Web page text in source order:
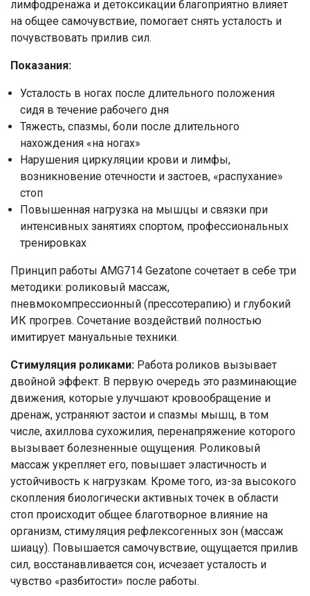
лимфодренажа и детоксикации благоприятно влияет
на общее самочувствие, помогает снять усталость и
почувствовать прилив сил.
Показания:
Усталость в ногах после длительного положения
сидя в течение рабочего дня
Тяжесть, спазмы, боли после длительного
нахождения «на ногах»
Нарушения циркуляции крови и лимфы,
возникновение отечности и застоев, «распухание»
стоп
Повышенная нагрузка на мышцы и связки при
интенсивных занятиях спортом, профессиональных
тренировках
Принцип работы AMG714 Gezatone сочетает в себе три
методики: роликовый массаж,
пневмокомпрессионный (прессотерапию) и глубокий
ИК прогрев. Сочетание воздействий полностью
имитирует мануальные техники.
Стимуляция роликами: Работа роликов вызывает
двойной эффект. В первую очередь это разминающие
движения, которые улучшают кровообращение и
дренаж, устраняют застои и спазмы мышц, в том
числе, ахиллова сухожилия, перенапряжение которого
вызывает болезненные ощущения. Роликовый
массаж укрепляет его, повышает эластичность и
устойчивость к нагрузкам. Кроме того, из-за высокого
скопления биологически активных точек в области
стоп происходит общее благотворное влияние на
организм, стимуляция рефлексогенных зон (массаж
шиацу). Повышается самочувствие, ощущается прилив
сил, восстанавливается сон, исчезает усталость и
чувство «разбитости» после работы.